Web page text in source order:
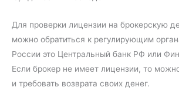
Для проверки лицензии на брокерскую
можно обратиться к регулирующим
России это Центральный банк РФ или
Если брокер не имеет лицензии, то
и требовать возврата своих денег.